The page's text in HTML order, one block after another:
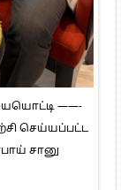
——-
செய்யப்பட்ட
சானு